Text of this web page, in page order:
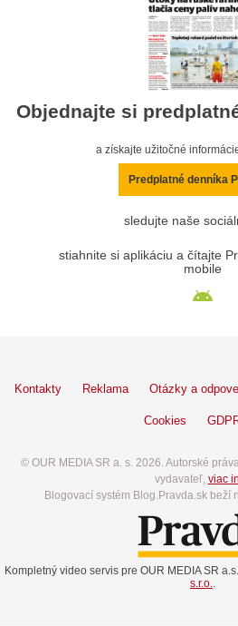
Objednajte si
a získajte užitočné
Predplatné denníka
sledujte naše
stiahnite si aplikáciu a čítajte
mobile
Kontakty Reklama Otázky a
Cookies
© OUR MEDIA SR a. s. 2026. Autorské
vydavateľ, viac
Blogovací systém Blog.Pravda.sk beží
Kompletný video servis pre OUR MEDIA SR
s.r.o.